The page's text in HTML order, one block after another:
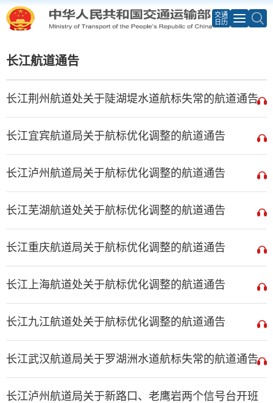
交通
日历
长江航道通告
长江荆州航道处关于陡湖堤水道航标失常的航道通告
长江宜宾航道局关于航标优化调整的航道通告
长江泸州航道局关于航标优化调整的航道通告
长江芜湖航道处关于航标优化调整的航道通告
长江重庆航道局关于航标优化调整的航道通告
长江上海航道处关于航标优化调整的航道通告
长江九江航道处关于航标优化调整的航道通告
长江武汉航道局关于罗湖洲水道航标失常的航道通告
长江泸州航道局关于新路口、老鹰岩两个信号台开班